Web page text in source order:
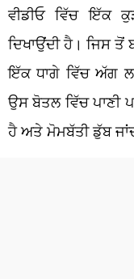
ਵੀਡੀਓ ਵਿੱਚ ਇੱਕ
ਦਿਖਾਉਂਦੀ ਹੈ। ਜਿਸ
ਇੱਕ ਧਾਗੇ ਵਿੱਚ ਅੱਗ
ਉਸ ਬੋਤਲ ਵਿੱਚ ਪਾਣੀ
ਹੈ ਅਤੇ ਮੋਮਬੱਤੀ ਡੁੱਬ